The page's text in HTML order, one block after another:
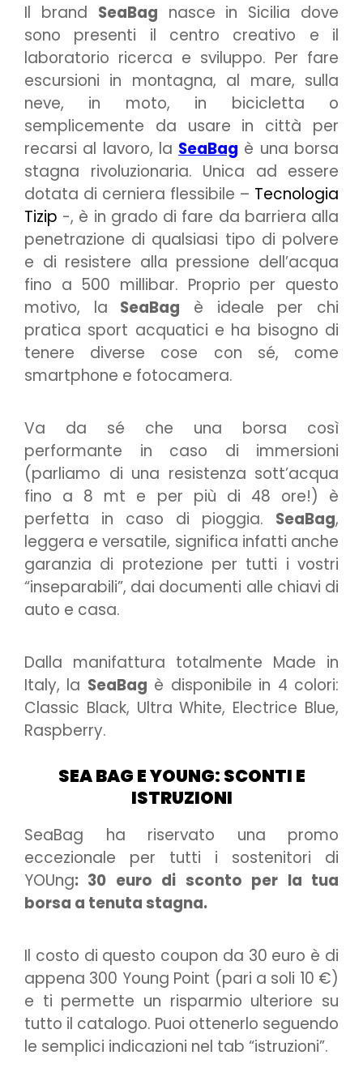
Il brand SeaBag nasce in Sicilia dove
sono presenti il centro creativo e il
laboratorio ricerca e sviluppo. Per fare
escursioni in montagna, al mare, sulla
neve, in moto, in bicicletta o
semplicemente da usare in città per
recarsi al lavoro, la SeaBag è una borsa
stagna rivoluzionaria. Unica ad essere
dotata di cerniera flessibile – Tecnologia
Tizip -, è in grado di fare da barriera alla
penetrazione di qualsiasi tipo di polvere
e di resistere alla pressione dell’acqua
fino a 500 millibar. Proprio per questo
motivo, la SeaBag è ideale per chi
pratica sport acquatici e ha bisogno di
tenere diverse cose con sé, come
smartphone e fotocamera.
Va da sé che una borsa così
performante in caso di immersioni
(parliamo di una resistenza sott’acqua
fino a 8 mt e per più di 48 ore!) è
perfetta in caso di pioggia. SeaBag,
leggera e versatile, significa infatti anche
garanzia di protezione per tutti i vostri
“inseparabili”, dai documenti alle chiavi di
auto e casa.
Dalla manifattura totalmente Made in
Italy, la SeaBag è disponibile in 4 colori:
Classic Black, Ultra White, Electrice Blue,
Raspberry.
SEA BAG E YOUNG: SCONTI E
ISTRUZIONI
SeaBag ha riservato una promo
eccezionale per tutti i sostenitori di
YOUng: 30 euro di sconto per la tua
borsa a tenuta stagna.
Il costo di questo coupon da 30 euro è di
appena 300 Young Point (pari a soli 10 €)
e ti permette un risparmio ulteriore su
tutto il catalogo. Puoi ottenerlo seguendo
le semplici indicazioni nel tab “istruzioni”.